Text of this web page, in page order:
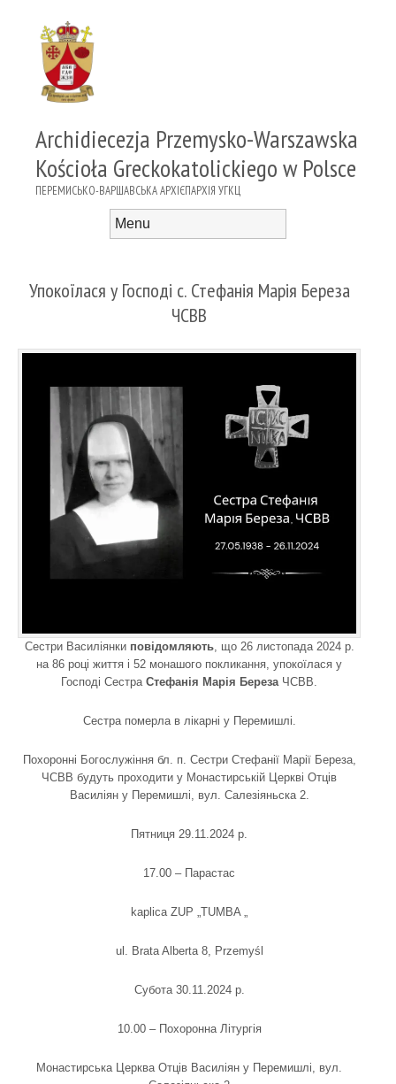
Archidiecezja Przemysko-Warszawska
Kościoła Greckokatolickiego w Polsce
ПЕРЕМИСЬКО-ВАРШАВСЬКА АРХІЄПАРХІЯ УГКЦ
Упокоїлася у Господі с. Стефанія Марія Береза
ЧСВВ
Cестри Василіянки повідомляють, що 26 листопада 2024 р.
на 86 році життя і 52 монашого покликання, упокоїлася у
Господі Сестра Стефанія Марія БерезаЧСВВ.
Сестра померла в лікарні у Перемишлі.
Похоронні Богослужіння бл. п. Сестри Стефанії Марії Береза,
ЧСВВ будуть проходити у Монастирській Церкві Отців
Василіян у Перемишлі, вул. Салезіяньска 2.
Пятниця 29.11.2024 р.
17.00 – Парастас
kaplica ZUP „TUMBA „
ul. Brata Alberta 8, Przemyśl
Субота 30.11.2024 p.
10.00 – Похоронна Літургія
Монастирськa Церквa Отців Василіян у Перемишлі, вул.